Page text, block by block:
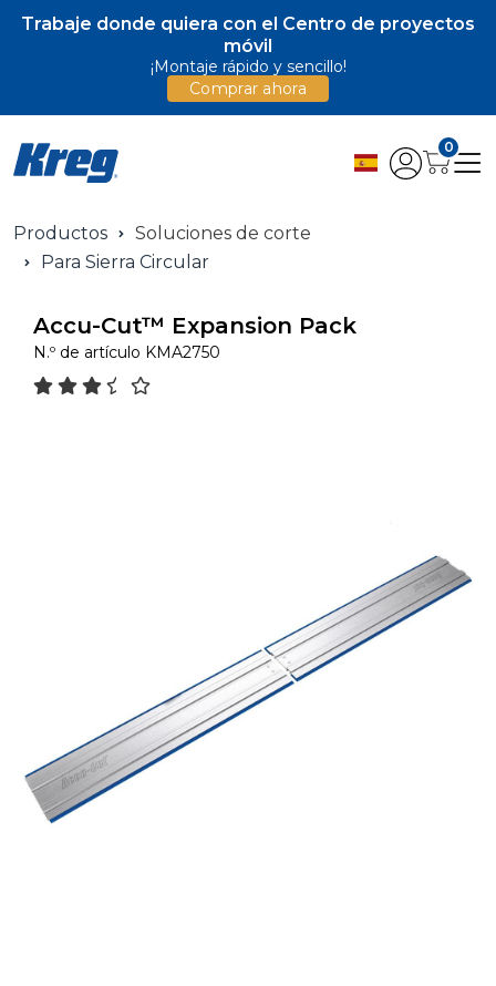
Trabaje donde quiera con el Centro de proyectos
móvil
¡Montaje rápido y sencillo!
Comprar ahora
0
Productos
Soluciones de corte
Para Sierra Circular
Accu-Cut™ Expansion Pack
N.º de artículo KMA2750